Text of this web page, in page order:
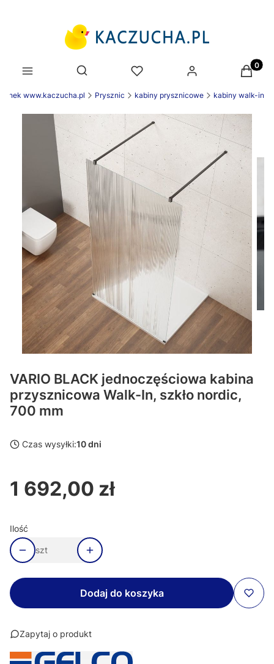
Otwórz wyszukiwarkę
www.kaczucha.pl Prysznic kabiny prysznicowe kabiny walk-in
VARIO BLACK jednoczęściowa kabina
przysznicowa Walk-In, szkło nordic,
700 mm
Czas wysyłki:10 dni
Cena
1 692,00 zł
Ilość
szt
Dodaj do koszyka
Zapytaj o produkt